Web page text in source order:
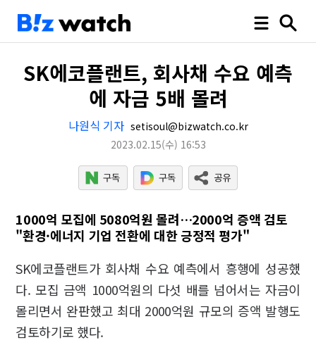
SK에코플랜트, 회사채 수요 예측
에 자금 5배 몰려
나원식 기자 setisoul@bizwatch.co.kr
2023.02.15(수) 16:53
1000억 모집에 5080억원 몰려…2000억 증액 검토
"환경·에너지 기업 전환에 대한 긍정적 평가"
SK에코플랜트가 회사채 수요 예측에서 흥행에 성공했
다. 모집 금액 1000억원의 다섯 배를 넘어서는 자금이
몰리면서 완판했고 최대 2000억원 규모의 증액 발행도
검토하기로 했다.